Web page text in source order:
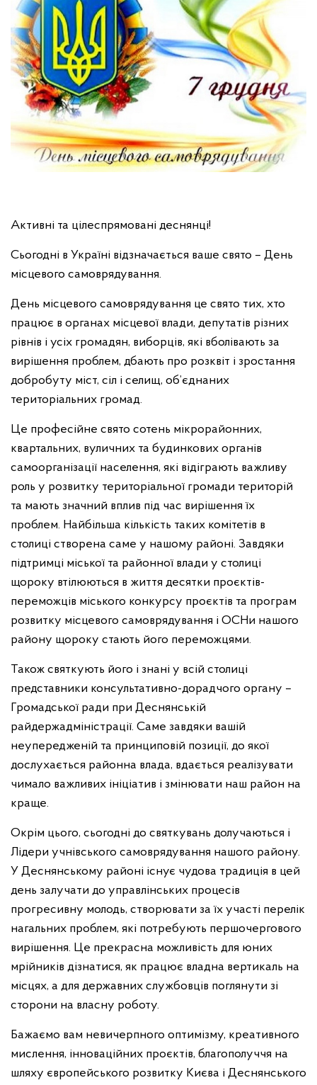
Активні та цілеспрямовані деснянці!
Сьогодні в Україні відзначається ваше свято – День
місцевого самоврядування.
День місцевого самоврядування це свято тих, хто
працює в органах місцевої влади, депутатів різних
рівнів і усіх громадян, виборців, які вболівають за
вирішення проблем, дбають про розквіт і зростання
добробуту міст, сіл і селищ, об’єднаних
територіальних громад.
Це професійне свято сотень мікрорайонних,
квартальних, вуличних та будинкових органів
самоорганізації населення, які відіграють важливу
роль у розвитку територіальної громади територій
та мають значний вплив під час вирішення їх
проблем. Найбільша кількість таких комітетів в
столиці створена саме у нашому районі. Завдяки
підтримці міської та районної влади у столиці
щороку втілюються в життя десятки проєктів-
переможців міського конкурсу проєктів та програм
розвитку місцевого самоврядування і ОСНи нашого
району щороку стають його переможцями.
Також святкують його і знані у всій столиці
представники консультативно-дорадчого органу –
Громадської ради при Деснянській
райдержадміністрації. Саме завдяки вашій
неупередженій та принциповій позиції, до якої
дослухається районна влада, вдається реалізувати
чимало важливих ініціатив і змінювати наш район на
краще.
Окрім цього, сьогодні до святкувань долучаються і
Лідери учнівського самоврядування нашого району.
У Деснянському районі існує чудова традиція в цей
день залучати до управлінських процесів
прогресивну молодь, створювати за їх участі перелік
нагальних проблем, які потребують першочергового
вирішення. Це прекрасна можливість для юних
мрійників дізнатися, як працює владна вертикаль на
місцях, а для державних службовців поглянути зі
сторони на власну роботу.
Бажаємо вам невичерпного оптимізму, креативного
мислення, інноваційних проєктів, благополуччя на
шляху європейського розвитку Києва і Деснянського